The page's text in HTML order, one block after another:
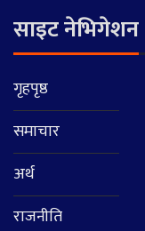
साइट नेभिगेशन
गृहपृष्ठ
समाचार
अर्थ
राजनीति